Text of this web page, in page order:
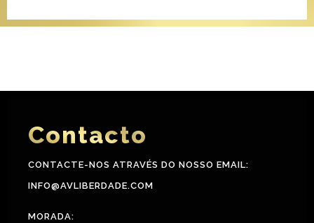
Contacto
CONTACTE-NOS ATRAVÉS DO NOSSO EMAIL:
INFO@AVLIBERDADE.COM
MORADA: